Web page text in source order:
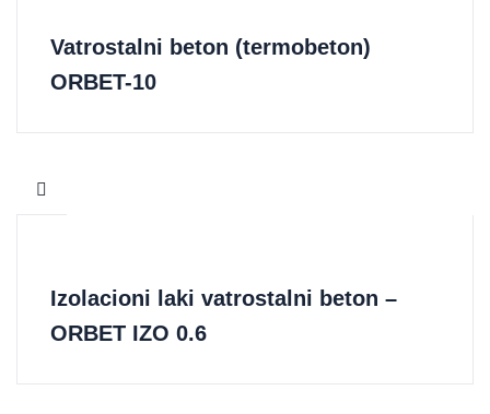
Vatrostalni beton (termobeton)
ORBET-10
Izolacioni laki vatrostalni beton –
ORBET IZO 0.6